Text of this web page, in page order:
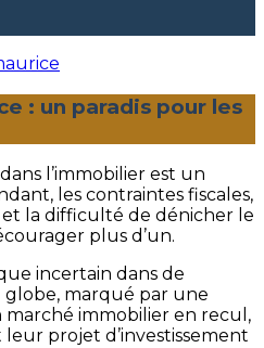
: un paradis pour les
l’immobilier est un
les contraintes fiscales,
et la difficulté de dénicher le
plus d’un.
incertain dans de
marqué par une
immobilier en recul,
projet d’investissement